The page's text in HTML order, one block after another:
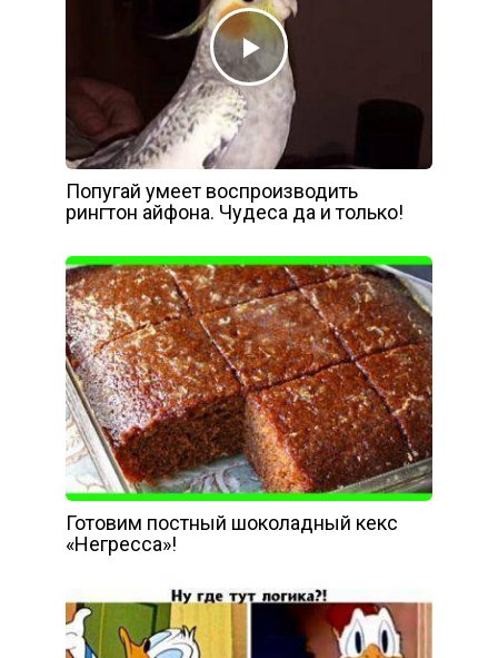
Попугай умеет воспроизводить
рингтон айфона. Чудеса да и только!
Готовим постный шоколадный кекс
«Негресса»!